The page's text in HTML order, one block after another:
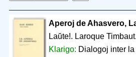
Aperoj de Ahasvero,
Laŭte!. Laroque
Klarigo: Dialogoj inter